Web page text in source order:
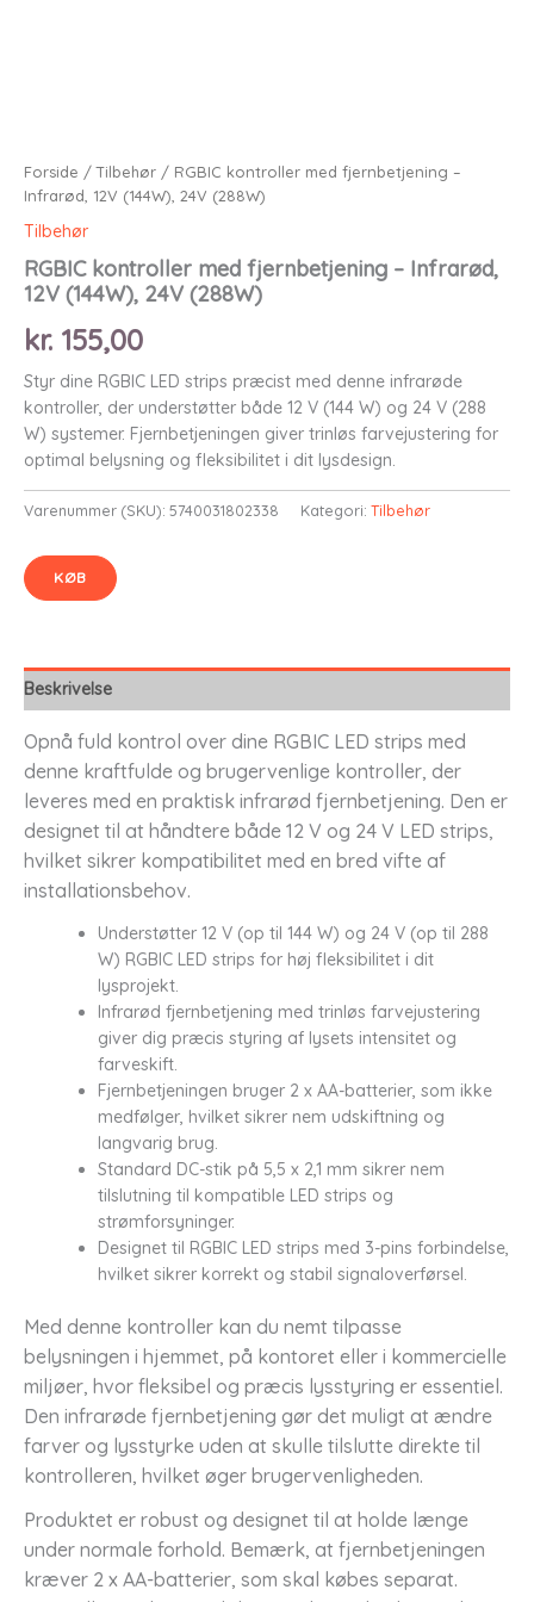
Forside /Tilbehør / RGBIC kontroller med fjernbetjening –
Infrarød, 12V (144W), 24V (288W)
Tilbehør
RGBIC kontroller med fjernbetjening – Infrarød,
12V (144W), 24V (288W)
kr. 155,00
Styr dine RGBIC LED strips præcist med denne infrarøde
kontroller, der understøtter både 12 V (144 W) og 24 V (288
W) systemer. Fjernbetjeningen giver trinløs farvejustering for
optimal belysning og fleksibilitet i dit lysdesign.
Varenummer (SKU): 5740031802338 Kategori: Tilbehør
KØB
Beskrivelse
Opnå fuld kontrol over dine RGBIC LED strips med
denne kraftfulde og brugervenlige kontroller, der
leveres med en praktisk infrarød fjernbetjening. Den er
designet til at håndtere både 12 V og 24 V LED strips,
hvilket sikrer kompatibilitet med en bred vifte af
installationsbehov.
Understøtter 12 V (op til 144 W) og 24 V (op til 288
W) RGBIC LED strips for høj fleksibilitet i dit
lysprojekt.
Infrarød fjernbetjening med trinløs farvejustering
giver dig præcis styring af lysets intensitet og
farveskift.
Fjernbetjeningen bruger 2 x AA-batterier, som ikke
medfølger, hvilket sikrer nem udskiftning og
langvarig brug.
Standard DC-stik på 5,5 x 2,1 mm sikrer nem
tilslutning til kompatible LED strips og
strømforsyninger.
Designet til RGBIC LED strips med 3-pins forbindelse,
hvilket sikrer korrekt og stabil signaloverførsel.
Med denne kontroller kan du nemt tilpasse
belysningen i hjemmet, på kontoret eller i kommercielle
miljøer, hvor fleksibel og præcis lysstyring er essentiel.
Den infrarøde fjernbetjening gør det muligt at ændre
farver og lysstyrke uden at skulle tilslutte direkte til
kontrolleren, hvilket øger brugervenligheden.
Produktet er robust og designet til at holde længe
under normale forhold. Bemærk, at fjernbetjeningen
kræver 2 x AA-batterier, som skal købes separat.